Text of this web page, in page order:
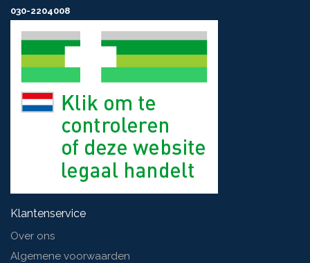
30 ml
030-2204008
Klantenservice
Over ons
Algemene voorwaarden